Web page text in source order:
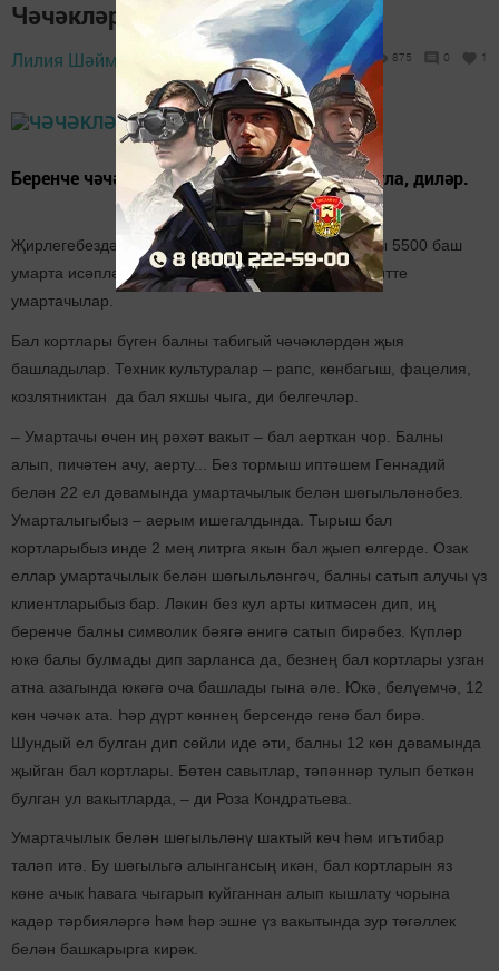
Чәчәкләрдән аңкый бал исе...
Лилия Шәймиева, 28 июль 2022 - 09:00 875 0 1
Беренче чәчәкләрдән җыелган бал тәмле була, диләр.
Җирлегебездә 354 умартачы бар. Аларда барлыгы 5500 баш
умарта исәпләнә. Беренче бал төште, дип хәбәр итте
умартачылар.
Бал кортлары бүген балны табигый чәчәкләрдән җыя
башладылар. Техник культуралар – рапс, көнбагыш, фацелия,
козлятниктан да бал яхшы чыга, ди белгечләр.
– Умартачы өчен иң рәхәт вакыт – бал аерткан чор. Балны
алып, пичәтен ачу, аерту... Без тормыш иптәшем Геннадий
белән 22 ел дәвамында умартачылык белән шөгыльләнәбез.
Умарталыгыбыз – аерым ишегалдында. Тырыш бал
кортларыбыз инде 2 мең литрга якын бал җыеп өлгерде. Озак
еллар умартачылык белән шөгыльләнгәч, балны сатып алучы үз
клиентларыбыз бар. Ләкин без кул арты китмәсен дип, иң
беренче балны символик бәягә әнигә сатып бирәбез. Күпләр
юкә балы булмады дип зарланса да, безнең бал кортлары узган
атна азагында юкәгә оча башлады гына әле. Юкә, белүемчә, 12
көн чәчәк ата. Һәр дүрт көннең берсендә генә бал бирә.
Шундый ел булган дип сөйли иде әти, балны 12 көн дәвамында
җыйган бал кортлары. Бөтен савытлар, тәпәннәр тулып беткән
булган ул вакытларда, – ди Роза Кондратьева.
Умартачылык белән шөгыльләнү шактый көч һәм игътибар
таләп итә. Бу шөгыльгә алынгансың икән, бал кортларын яз
көне ачык һавага чыгарып куйганнан алып кышлату чорына
кадәр тәрбияләргә һәм һәр эшне үз вакытында зур төгәллек
белән башкарырга кирәк.